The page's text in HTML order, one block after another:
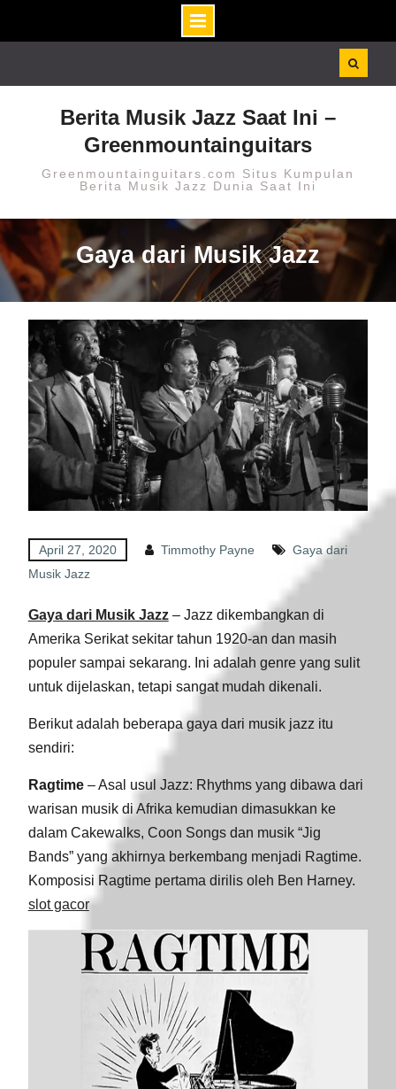
Berita Musik Jazz Saat Ini –
Greenmountainguitars
Greenmountainguitars.com Situs Kumpulan
Berita Musik Jazz Dunia Saat Ini
Gaya dari Musik Jazz
April 27, 2020 Timmothy Payne
Gaya dari
Musik Jazz
Gaya dari Musik Jazz– Jazz dikembangkan di
Amerika Serikat sekitar tahun 1920-an dan masih
populer sampai sekarang. Ini adalah genre yang sulit
untuk dijelaskan, tetapi sangat mudah dikenali.
Berikut adalah beberapa gaya dari musik jazz itu
sendiri:
Ragtime– Asal usul Jazz: Rhythms yang dibawa dari
warisan musik di Afrika kemudian dimasukkan ke
dalam Cakewalks, Coon Songs dan musik “Jig
Bands” yang akhirnya berkembang menjadi Ragtime.
Komposisi Ragtime pertama dirilis oleh Ben Harney.
slot gacor